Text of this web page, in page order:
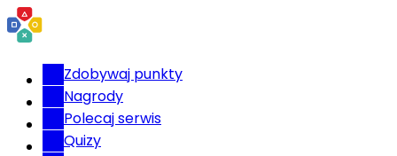
Zdobywaj punkty
Nagrody
Polecaj serwis
Quizy